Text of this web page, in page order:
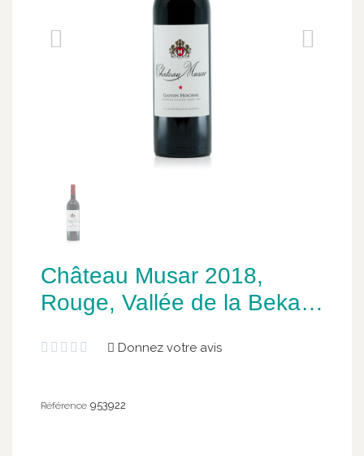
Château Musar 2018,
Rouge, Vallée de la Bekaa,
     Donnez votre avis
Référence 953922